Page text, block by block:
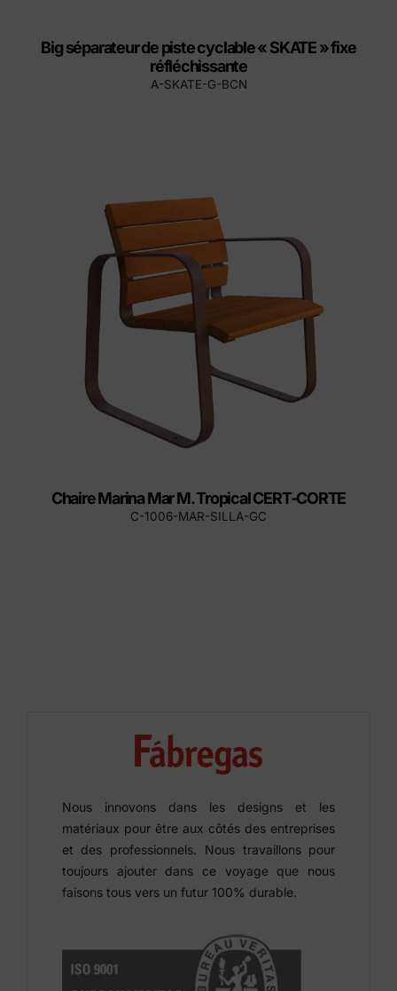
Big séparateur de piste cyclable « SKATE » fixe
réfléchissante
A-SKATE-G-BCN
Chaire Marina Mar M. Tropical CERT-CORTE
C-1006-MAR-SILLA-GC
Nous innovons dans les designs et les
matériaux pour être aux côtés des entreprises
et des professionnels. Nous travaillons pour
toujours ajouter dans ce voyage que nous
faisons tous vers un futur 100% durable.